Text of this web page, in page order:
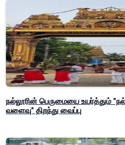
நல்லூரின் பெருமையை உயர்த்தும்
வளைவு" திறந்து வைப்பு